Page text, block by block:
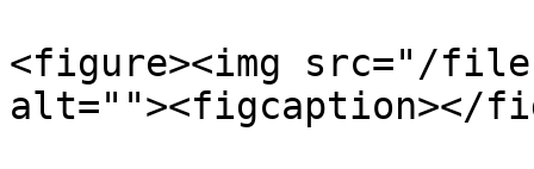
<figure><img src="/files/
alt=""><figcaption></